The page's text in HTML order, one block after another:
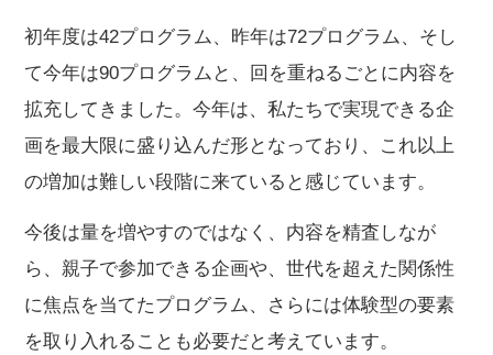
初年度は42プログラム、昨年は72プログラム、そし
て今年は90プログラムと、回を重ねるごとに内容を
拡充してきました。今年は、私たちで実現できる企
画を最大限に盛り込んだ形となっており、これ以上
の増加は難しい段階に来ていると感じています。
今後は量を増やすのではなく、内容を精査しなが
ら、親子で参加できる企画や、世代を超えた関係性
に焦点を当てたプログラム、さらには体験型の要素
を取り入れることも必要だと考えています。